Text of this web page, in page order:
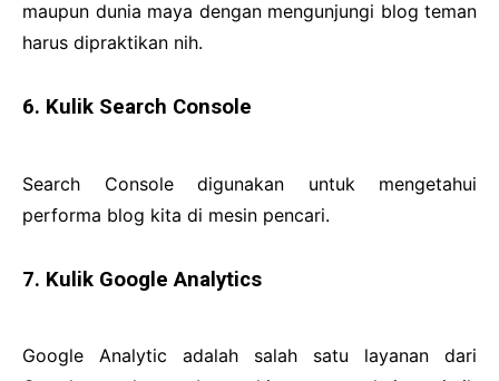
maupun dunia maya dengan mengunjungi blog teman
harus dipraktikan nih.
6. Kulik Search Console
Search Console digunakan untuk mengetahui
performa blog kita di mesin pencari.
7. Kulik Google Analytics
Google Analytic adalah salah satu layanan dari